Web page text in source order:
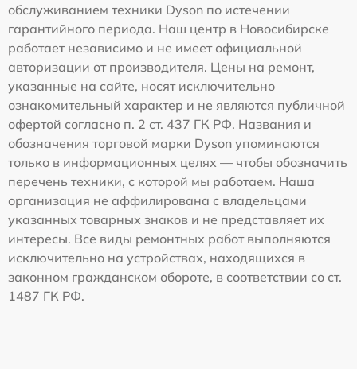
обслуживанием техники Dyson по истечении
гарантийного периода. Наш центр в Новосибирске
работает независимо и не имеет официальной
авторизации от производителя. Цены на ремонт,
указанные на сайте, носят исключительно
ознакомительный характер и не являются публичной
офертой согласно п. 2 ст. 437 ГК РФ. Названия и
обозначения торговой марки Dyson упоминаются
только в информационных целях — чтобы обозначить
перечень техники, с которой мы работаем. Наша
организация не аффилирована с владельцами
указанных товарных знаков и не представляет их
интересы. Все виды ремонтных работ выполняются
исключительно на устройствах, находящихся в
законном гражданском обороте, в соответствии со ст.
1487 ГК РФ.